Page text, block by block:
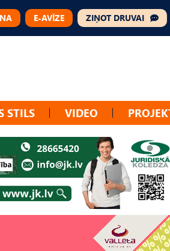
E-AVĪZE ZIŅOT DRUVAI
STILS VIDEO